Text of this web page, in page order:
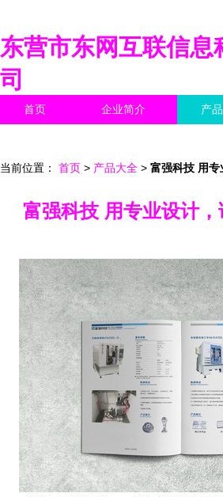
东营市东网互联信息
司
首页 企业简介 产
当前位置： 首页 > 产品大全 > 富强科技 用
富强科技 用专业设计